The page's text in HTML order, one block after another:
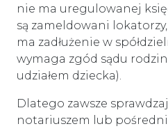
nie ma uregulowanej
są zameldowani lokatorzy,
ma zadłużenie w
wymaga zgód sądu
udziałem dziecka).
Dlatego zawsze
notariuszem lub